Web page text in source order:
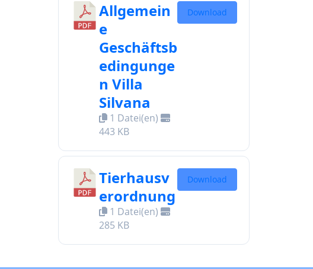
Allgemein
e
Geschäftsb
edingunge
n Villa
Silvana
1 Datei(en)
443 KB
Download
Tierhausv
erordnung
1 Datei(en)
285 KB
Download